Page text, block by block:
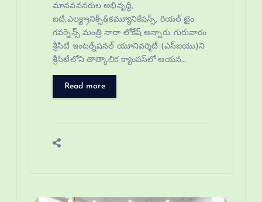
మానవవనరుల అభివృద్ధి,
ఐటీ,ఎలక్ట్రానిక్స్&కమ్యూనికేషన్స్, రియల్ టైం
గవర్నెన్స్ మంత్రి నారా లోకేష్ అన్నారు. గురువారం
శ్రీసిటీ ఇంటర్నేషనల్ యూనివర్శిటీ (ఎస్ఐయు)ని
శ్రీసిటీలోని తాత్కాలిక క్యాంపస్‌లో ఆయన…
Read more